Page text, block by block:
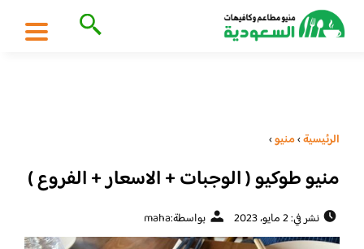
الرئيسية›منيو›
منيو طوكيو ( الوجبات + الاسعار + الفروع )
نشر في: 2 مايو، 2023 بواسطة:maha